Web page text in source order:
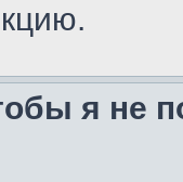
я не